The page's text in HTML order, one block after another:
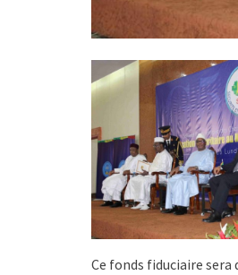
Ce fonds fiduciaire